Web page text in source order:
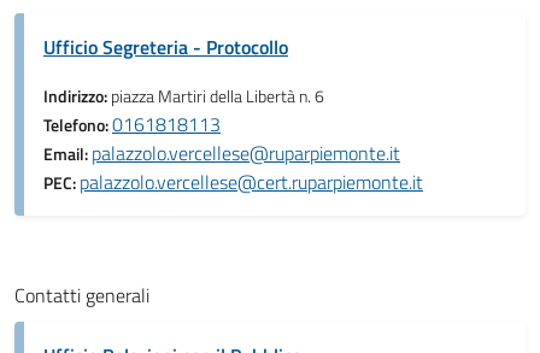
Ufficio Segreteria - Protocollo
Indirizzo:piazza Martiri della Libertà n. 6
Telefono:0161818113
Email:palazzolo.vercellese@ruparpiemonte.it
PEC:palazzolo.vercellese@cert.ruparpiemonte.it
Contatti generali